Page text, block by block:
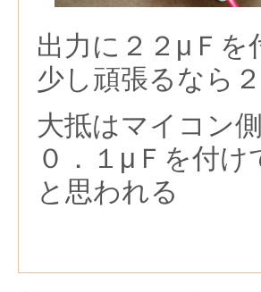
出力に２２μＦ
少し頑張るなら
大抵はマイコン
０．１μＦを付
と思われる